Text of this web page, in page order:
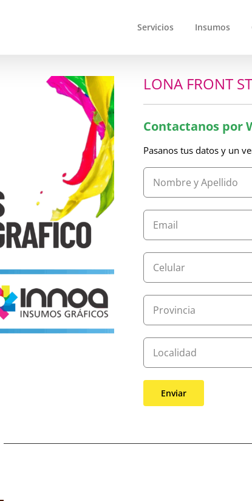
Servicios Insumos
LONA FRONT
Contactanos por
Pasanos tus datos y un